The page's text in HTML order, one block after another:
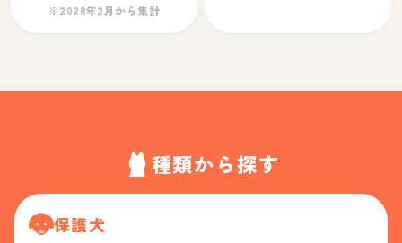
※2020年2月から集計
種類から探す
保護犬